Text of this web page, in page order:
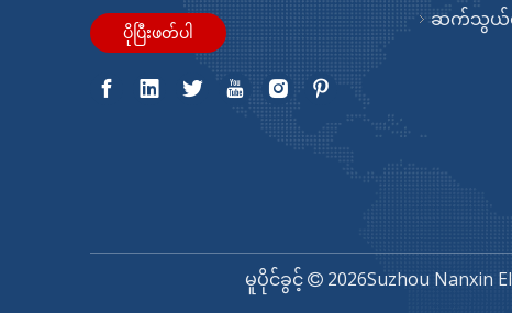
ပိုပြီးဖတ်ပါ
ဆက်သွယ်
မူပိုင်ခွင့်  2026Suzhou Nanxin